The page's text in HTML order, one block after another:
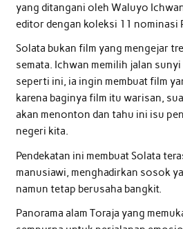
yang ditangani oleh Waluyo
editor dengan koleksi 11 nominasi
Solata bukan film yang mengejar
semata. Ichwan memilih jalan
seperti ini, ia ingin membuat film
karena baginya film itu warisan,
akan menonton dan tahu ini isu
negeri kita.
Pendekatan ini membuat Solata
manusiawi, menghadirkan sosok
namun tetap berusaha bangkit.
Panorama alam Toraja yang